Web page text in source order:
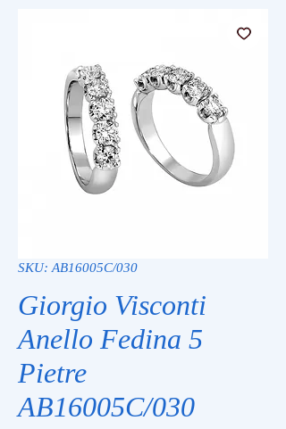
SKU: AB16005C/030
Giorgio Visconti
Anello Fedina 5
Pietre
AB16005C/030